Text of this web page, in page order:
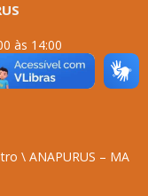
às 14:00
\ ANAPURUS – MA